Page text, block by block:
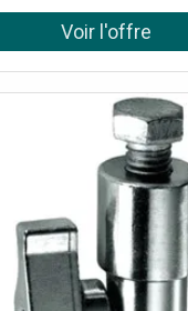
sans distractions Base
au micro-casque